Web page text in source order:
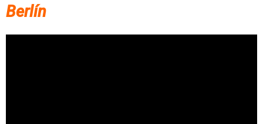
Berlín